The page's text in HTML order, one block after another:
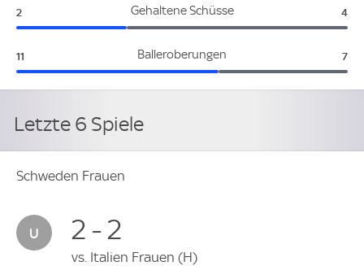
Gehaltene Schüsse
Schweden Frauen:
2 4
Balleroberungen
Schweden Frauen:
11 7
Letzte 6 Spiele
Schweden Frauen
2 - 2
vs. Italien Frauen (H)